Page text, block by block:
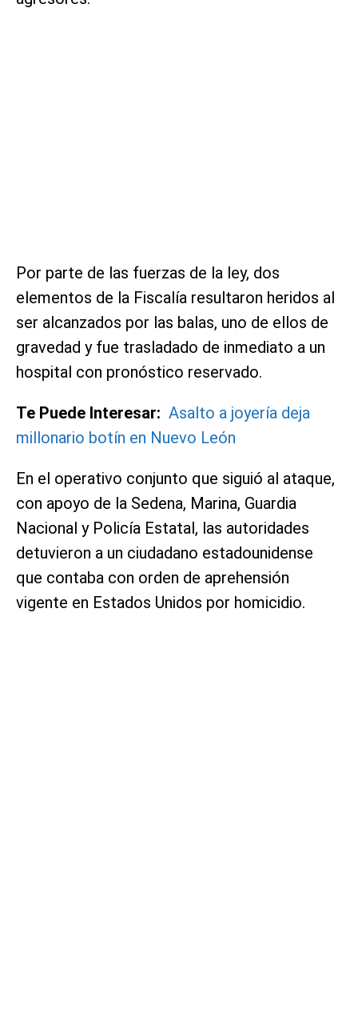
Por parte de las fuerzas de la ley, dos
elementos de la Fiscalía resultaron heridos al
ser alcanzados por las balas, uno de ellos de
gravedad y fue trasladado de inmediato a un
hospital con pronóstico reservado.
Te Puede Interesar: Asalto a joyería deja
millonario botín en Nuevo León
En el operativo conjunto que siguió al ataque,
con apoyo de la Sedena, Marina, Guardia
Nacional y Policía Estatal, las autoridades
detuvieron a un ciudadano estadounidense
que contaba con orden de aprehensión
vigente en Estados Unidos por homicidio.